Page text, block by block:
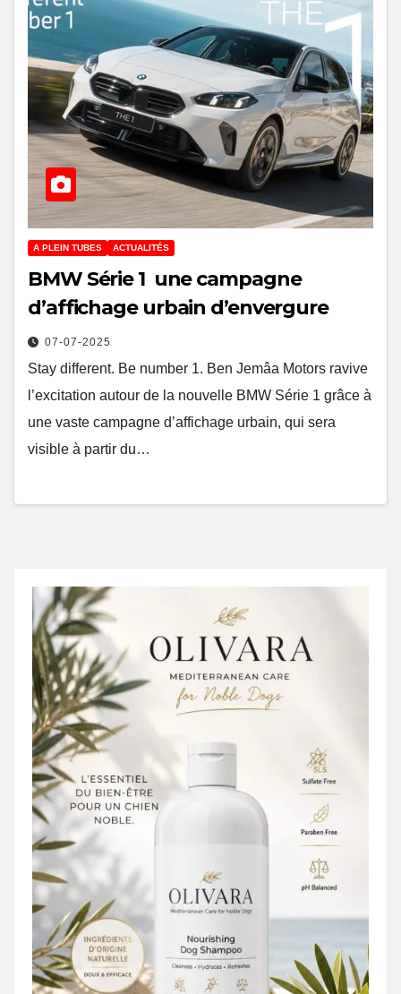
A PLEIN TUBES ACTUALITÉS
BMW Série 1 une campagne
d’affichage urbain d’envergure
07-07-2025
Stay different. Be number 1. Ben Jemâa Motors ravive
l’excitation autour de la nouvelle BMW Série 1 grâce à
une vaste campagne d’affichage urbain, qui sera
visible à partir du…